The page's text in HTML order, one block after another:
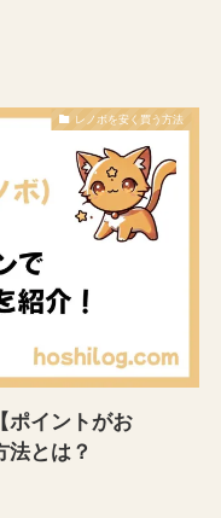
レノボを安く買う方法
ポイントがお
法とは？